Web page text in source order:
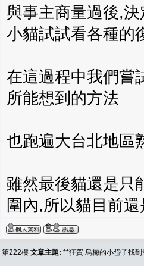
與事主商量過後,
小貓試試看各種的
在這過程中我們嘗
所能想到的方法
也跑遍大台北地區
雖然最後貓還是只
圍內,所以貓目前
第222樓 文章主題: **狂賀 烏梅的小岱子找